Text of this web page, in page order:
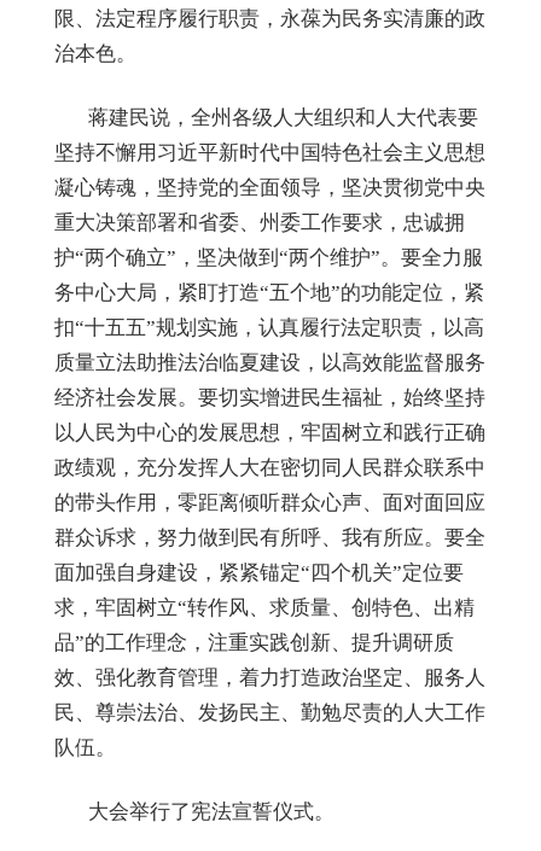
限、法定程序履行职责，永葆为民务实清廉的政
治本色。
蒋建民说，全州各级人大组织和人大代表要
坚持不懈用习近平新时代中国特色社会主义思想
凝心铸魂，坚持党的全面领导，坚决贯彻党中央
重大决策部署和省委、州委工作要求，忠诚拥
护“两个确立”，坚决做到“两个维护”。要全力服
务中心大局，紧盯打造“五个地”的功能定位，紧
扣“十五五”规划实施，认真履行法定职责，以高
质量立法助推法治临夏建设，以高效能监督服务
经济社会发展。要切实增进民生福祉，始终坚持
以人民为中心的发展思想，牢固树立和践行正确
政绩观，充分发挥人大在密切同人民群众联系中
的带头作用，零距离倾听群众心声、面对面回应
群众诉求，努力做到民有所呼、我有所应。要全
面加强自身建设，紧紧锚定“四个机关”定位要
求，牢固树立“转作风、求质量、创特色、出精
品”的工作理念，注重实践创新、提升调研质
效、强化教育管理，着力打造政治坚定、服务人
民、尊崇法治、发扬民主、勤勉尽责的人大工作
队伍。
大会举行了宪法宣誓仪式。